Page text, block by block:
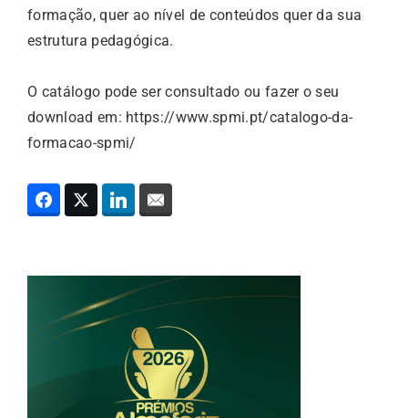
formação, quer ao nível de conteúdos quer da sua
estrutura pedagógica.
O catálogo pode ser consultado ou fazer o seu
download em: https://www.spmi.pt/catalogo-da-
formacao-spmi/